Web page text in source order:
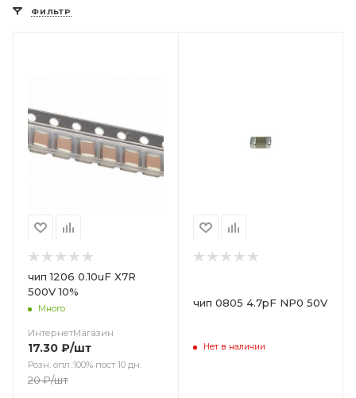
ФИЛЬТР
чип 1206 0.10uF X7R
500V 10%
Много
ИнтернетМагазин
17.30 ₽/шт
Розн. опл.:100% пост 10 дн.
20₽/шт
чип 0805 4.7pF NP0 50V
Нет в наличии